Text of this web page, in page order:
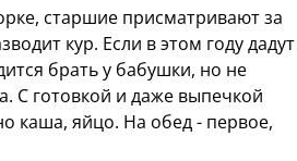
старшие присматривают за
кур. Если в этом году дадут
брать у бабушки, но не
С готовкой и даже выпечкой
каша, яйцо. На обед - первое,